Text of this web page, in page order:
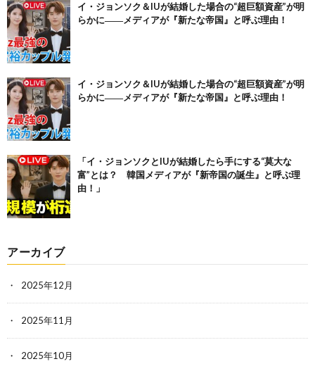
イ・ジョンソク＆IUが結婚した場合の“超巨額資産”が明
らかに――メディアが『新たな帝国』と呼ぶ理由！
イ・ジョンソク＆IUが結婚した場合の“超巨額資産”が明
らかに――メディアが『新たな帝国』と呼ぶ理由！
「イ・ジョンソクとIUが結婚したら手にする“莫大な
富”とは？ 韓国メディアが『新帝国の誕生』と呼ぶ理
由！」
アーカイブ
2025年12月
2025年11月
2025年10月